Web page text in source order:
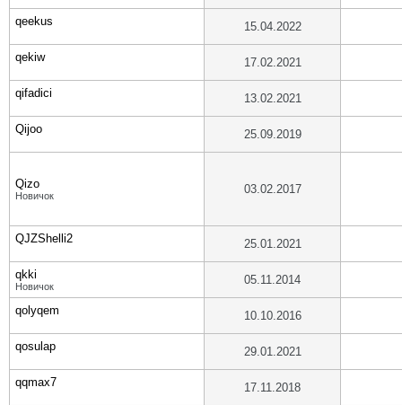
qeekus 15.04.2022
qekiw 17.02.2021
qifadici 13.02.2021
Qijoo 25.09.2019
Qizo
Новичок 03.02.2017
QJZShelli2 25.01.2021
qkki
Новичок 05.11.2014
qolyqem 10.10.2016
qosulap 29.01.2021
qqmax7 17.11.2018